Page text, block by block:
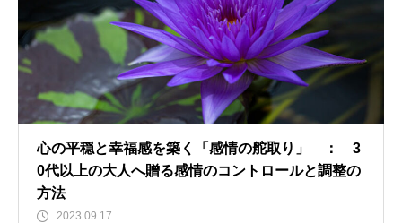
心の平穏と幸福感を築く「感情の舵取り」 ： 3
0代以上の大人へ贈る感情のコントロールと調整の
方法
2023.09.17